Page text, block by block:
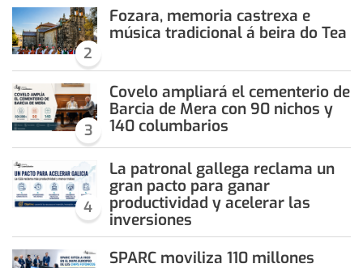
2
Fozara, memoria castrexa e
música tradicional á beira do Tea
3
Covelo ampliará el cementerio de
Barcia de Mera con 90 nichos y
140 columbarios
4
La patronal gallega reclama un
gran pacto para ganar
productividad y acelerar las
inversiones
SPARC moviliza 110 millones